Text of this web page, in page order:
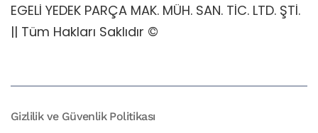
EGELİ YEDEK PARÇA MAK. MÜH. SAN. TİC. LTD. ŞTİ.
|| Tüm Hakları Saklıdır ©
Gizlilik ve Güvenlik Politikası